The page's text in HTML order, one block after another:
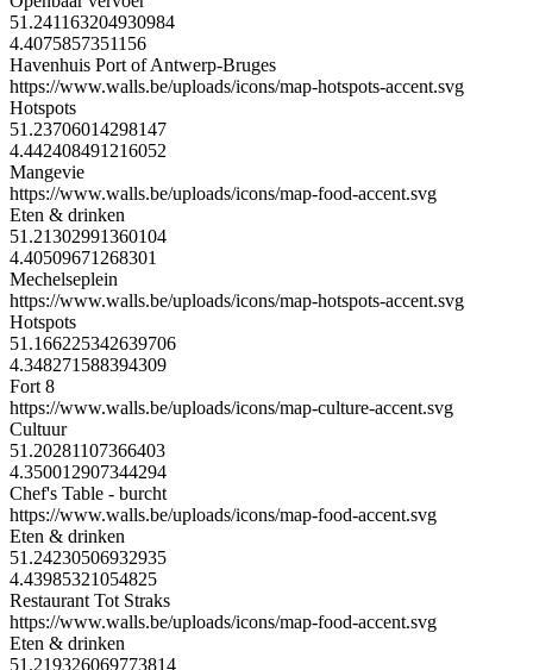
51.241163204930984
4.4075857351156
Havenhuis Port of Antwerp-Bruges
https://www.walls.be/uploads/icons/map-hotspots-accent.svg
Hotspots
51.23706014298147
4.442408491216052
Mangevie
https://www.walls.be/uploads/icons/map-food-accent.svg
Eten & drinken
51.21302991360104
4.40509671268301
Mechelseplein
https://www.walls.be/uploads/icons/map-hotspots-accent.svg
Hotspots
51.166225342639706
4.348271588394309
Fort 8
https://www.walls.be/uploads/icons/map-culture-accent.svg
Cultuur
51.20281107366403
4.350012907344294
Chef's Table - burcht
https://www.walls.be/uploads/icons/map-food-accent.svg
Eten & drinken
51.24230506932935
4.43985321054825
Restaurant Tot Straks
https://www.walls.be/uploads/icons/map-food-accent.svg
Eten & drinken
51.219326069773814